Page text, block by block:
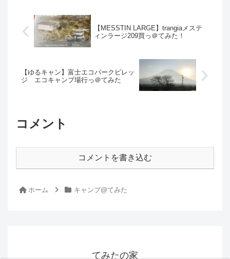
【MESSTIN LARGE】trangiaメステ
ィンラージ209買っ＠てみた！
【ゆるキャン】富士エコパークビレッ
ジ エコキャンプ場行っ＠てみた
コメント
コメントを書き込む
ホーム キャンプ@てみた
てみたの家